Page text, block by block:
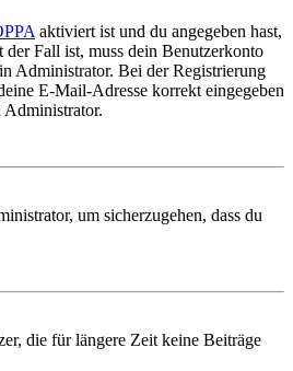
aktiviert ist und du angegeben hast,
der Fall ist, muss dein Benutzerkonto
Administrator. Bei der Registrierung
E-Mail-Adresse korrekt eingegeben
Administrator.
um sicherzugehen, dass du
die für längere Zeit keine Beiträge